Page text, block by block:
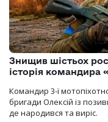
Знищив шістьох
історія командира
Командир 3-ї
бригади Олексій із
де народився та виріс.